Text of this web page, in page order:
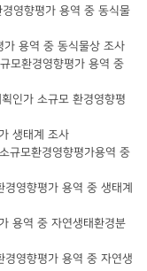
영향평가 용역 중 동식물
용역 중 동식물상 조사
모환경영향평가 용역 중
인가 소규모 환경영향평
생태계 조사
규모환경영향평가용역 중
영향평가 용역 중 생태계
용역 중 자연생태환경분
영향평가 용역 중 자연생